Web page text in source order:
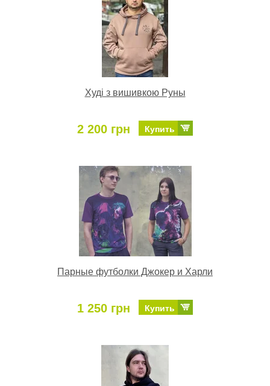
Худі з вишивкою Руны
2 200 грн Купить
Парные футболки Джокер и Харли
1 250 грн Купить